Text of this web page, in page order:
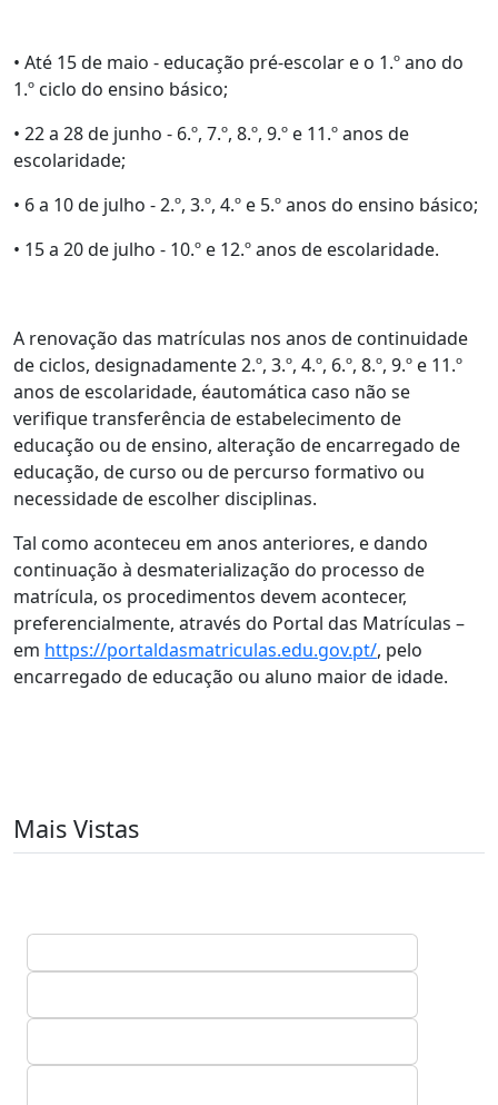
• Até 15 de maio - educação pré-escolar e o 1.º ano do
1.º ciclo do ensino básico;
• 22 a 28 de junho - 6.º, 7.º, 8.º, 9.º e 11.º anos de
escolaridade;
• 6 a 10 de julho - 2.º, 3.º, 4.º e 5.º anos do ensino básico;
• 15 a 20 de julho - 10.º e 12.º anos de escolaridade.
A renovação das matrículas nos anos de continuidade
de ciclos, designadamente 2.º, 3.º, 4.º, 6.º, 8.º, 9.º e 11.º
anos de escolaridade, éautomática caso não se
verifique transferência de estabelecimento de
educação ou de ensino, alteração de encarregado de
educação, de curso ou de percurso formativo ou
necessidade de escolher disciplinas.
Tal como aconteceu em anos anteriores, e dando
continuação à desmaterialização do processo de
matrícula, os procedimentos devem acontecer,
preferencialmente, através do Portal das Matrículas –
em https://portaldasmatriculas.edu.gov.pt/, pelo
encarregado de educação ou aluno maior de idade.
Mais Vistas